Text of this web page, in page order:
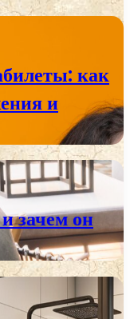
как
и
зачем он